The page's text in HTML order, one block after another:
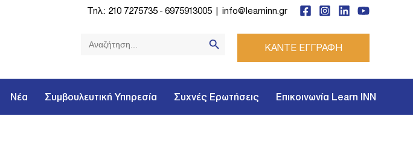
Τηλ.: 210 7275735 - 6975913005 | info@learninn.gr
for:
ΚΑΝΤΕ ΕΓΓΡΑΦΗ
Νέα Συμβουλευτική Υπηρεσία Συχνές Ερωτήσεις Επικοινωνία Learn INN